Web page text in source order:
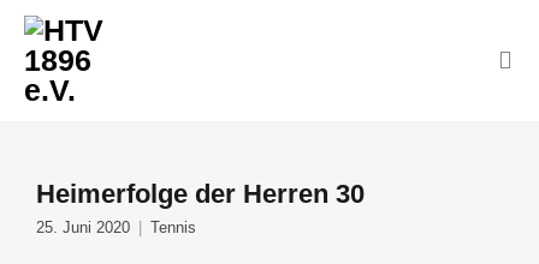
Heimerfolge der Herren 30
25. Juni 2020 Tennis